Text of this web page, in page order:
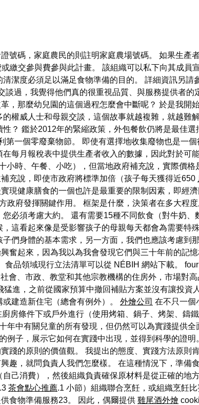
號碼，家庭農民的則註明家庭農場號碼。 如果生產
繳交參與費參與此計畫。 該組織可以私下向其成員
潔度必須足以滿足食物準備的目的。 詳細資訊另請
過，我覺得他們真的很重視品質、與服務提供者的
，那麼幼兒園的這個過程怎麼會中斷呢？ 於是我開
權威人士和母親交談，這個故事就越複雜，就越難
？ 鑑於2012年的緊縮政策，外包餐飲仍將是最佳選
第一個零廢棄物節。 即使有選擇地收集廢物也是一
每月報稅表中提供生產者收入的數據，因此對於可
時、午餐、小吃），但當地政府補充說，實際價格
充說，即使市政府將標準加倍（孩子每天獲得近650
現健康膳食的一個也許是最重要的限制因素，即經
府發揮關鍵作用。 框架是什麼，決策者在多大程
必須考慮大約。 還有需要15種不同飲食（對牛奶、
這看起來像是受影響孩子的母親每天都會為需要特
們身體的基本需求，另一方面，我們也應該考慮到
奮起來，因為我以為我會發現它們與三十年前的記
品領域現行立法清單可以從 NÉBIH 網站下載。 four
會、市政、教堂和其他宗教機構的住房外，市場對
進，之前從國家預算中撤回補貼方案並沒有讓投資
建造新住宅（總會有例外）。 外燴公司 在不只一個
房條件下或戶外進行（使用烤箱、鍋子、烤架、鑄鐵
中有關兒童的所有發現，但仍然可以為實踐提供全
例子，展示它如何在實踐中出現，並得到科學的證明
踐的原則的價值觀。 我提出的態度、實踐方法原則
趣，就問負責人我們怎麼樣。 在這種情況下，準備
己消費），然後組織負責確保原材料是從正確的地
茶會點心推薦.1 小節）組織聯合烹飪，或組織烹飪
食物準備服務23。 因此，偶爾提供 雞尾酒外燴